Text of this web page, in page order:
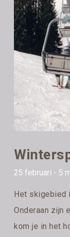
25 februari - 5
Het skigebied
Onderaan zijn
kom je in het